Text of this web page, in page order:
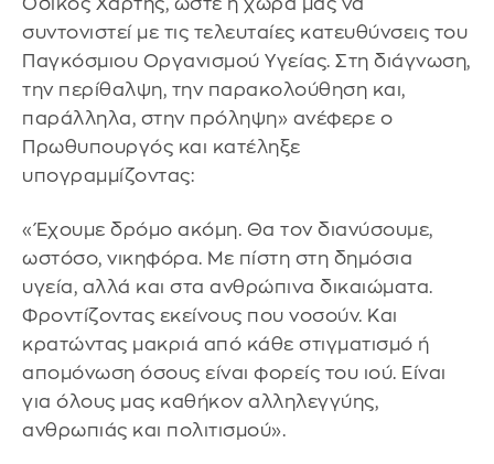
συντονιστεί με τις τελευταίες κατευθύνσεις του
Παγκόσμιου Οργανισμού Υγείας. Στη διάγνωση,
την περίθαλψη, την παρακολούθηση και,
παράλληλα, στην πρόληψη» ανέφερε ο
Πρωθυπουργός και κατέληξε
υπογραμμίζοντας:
«Έχουμε δρόμο ακόμη. Θα τον διανύσουμε,
ωστόσο, νικηφόρα. Με πίστη στη δημόσια
υγεία, αλλά και στα ανθρώπινα δικαιώματα.
Φροντίζοντας εκείνους που νοσούν. Και
κρατώντας μακριά από κάθε στιγματισμό ή
απομόνωση όσους είναι φορείς του ιού. Είναι
για όλους μας καθήκον αλληλεγγύης,
ανθρωπιάς και πολιτισμού».